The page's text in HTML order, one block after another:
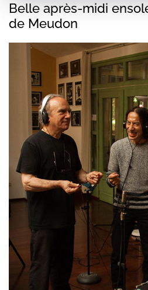
Belle après-midi
de Meudon